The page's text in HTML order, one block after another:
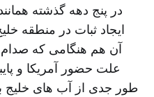
در پنج دهه گذشته
ایجاد ثبات در منطقه
آن هم هنگامی که
علت حضور آمریکا و
طور جدی از آب های خلیج